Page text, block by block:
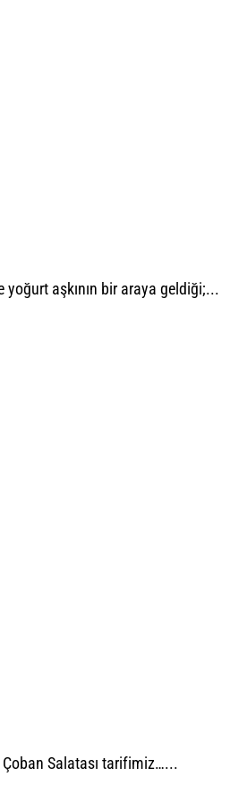
aşkının bir araya geldiği;...
Salatası tarifimiz…...